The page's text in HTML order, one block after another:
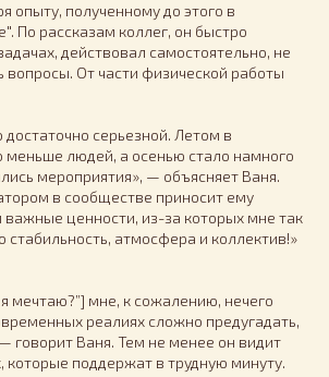
опыту, полученному до этого в
По рассказам коллег, он быстро
действовал самостоятельно, не
вопросы. От части физической работы
достаточно серьезной. Летом в
меньше людей, а осенью стало намного
мероприятия», — объясняет Ваня.
в сообществе приносит ему
важные ценности, из-за которых мне так
стабильность, атмосфера и коллектив!»
мечтаю?”] мне, к сожалению, нечего
реалиях сложно предугадать,
говорит Ваня. Тем не менее он видит
которые поддержат в трудную минуту.